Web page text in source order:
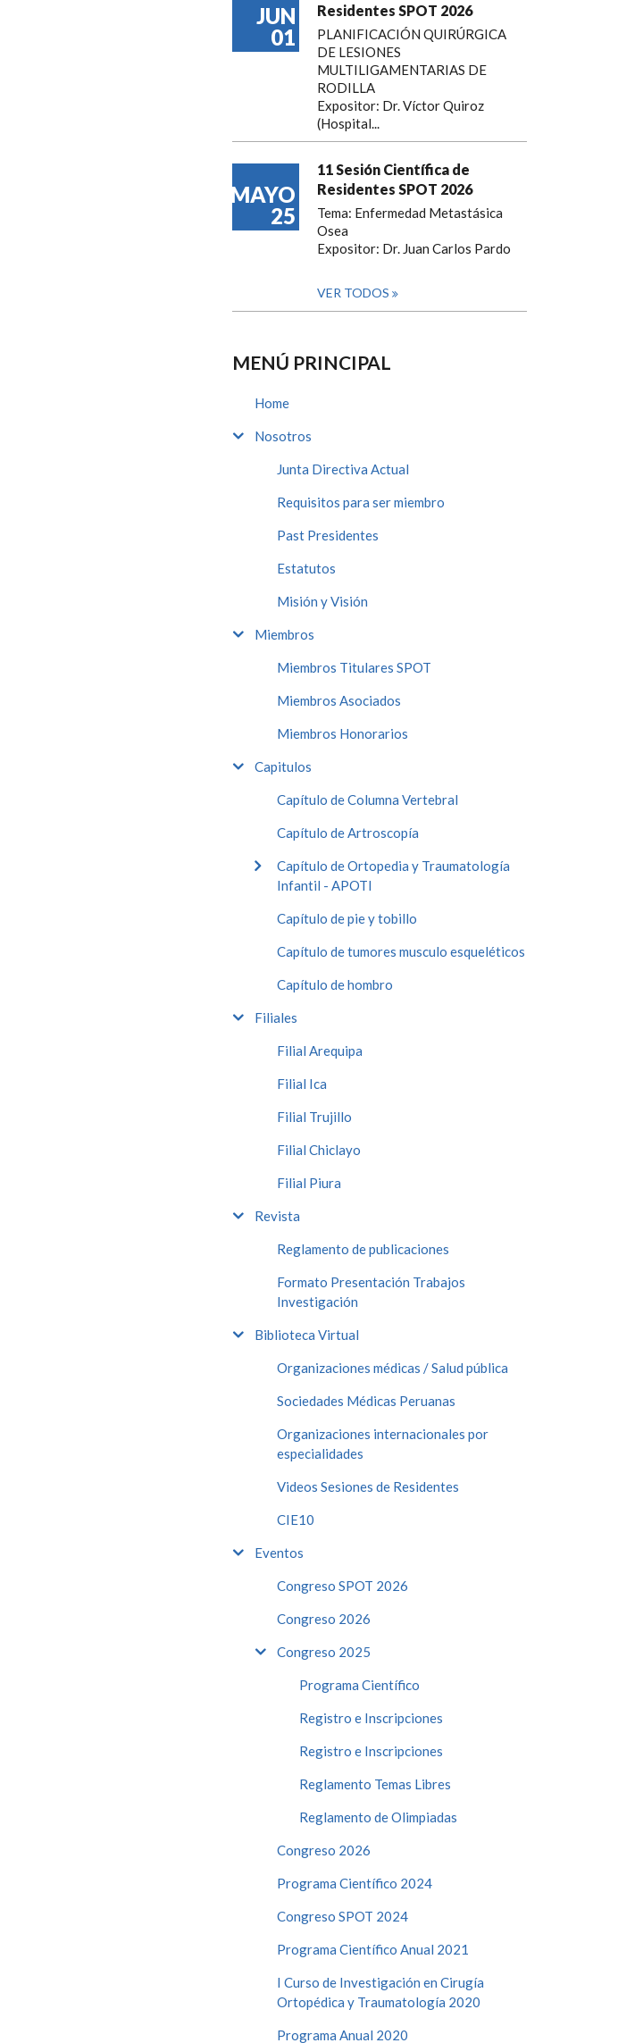
JUN
01
Residentes SPOT 2026
PLANIFICACIÓN QUIRÚRGICA
DE LESIONES
MULTILIGAMENTARIAS DE
RODILLA
Expositor: Dr. Víctor Quiroz
(Hospital...
MAYO
25
11 Sesión Científica de
Residentes SPOT 2026
Tema: Enfermedad Metastásica
Osea
Expositor: Dr. Juan Carlos Pardo
VER TODOS
MENÚ PRINCIPAL
Home
Nosotros
Junta Directiva Actual
Requisitos para ser miembro
Past Presidentes
Estatutos
Misión y Visión
Miembros
Miembros Titulares SPOT
Miembros Asociados
Miembros Honorarios
Capitulos
Capítulo de Columna Vertebral
Capítulo de Artroscopía
Capítulo de Ortopedia y Traumatología
Infantil - APOTI
Capítulo de pie y tobillo
Capítulo de tumores musculo esqueléticos
Capítulo de hombro
Filiales
Filial Arequipa
Filial Ica
Filial Trujillo
Filial Chiclayo
Filial Piura
Revista
Reglamento de publicaciones
Formato Presentación Trabajos
Investigación
Biblioteca Virtual
Organizaciones médicas / Salud pública
Sociedades Médicas Peruanas
Organizaciones internacionales por
especialidades
Videos Sesiones de Residentes
CIE10
Eventos
Congreso SPOT 2026
Congreso 2026
Congreso 2025
Programa Científico
Registro e Inscripciones
Registro e Inscripciones
Reglamento Temas Libres
Reglamento de Olimpiadas
Congreso 2026
Programa Científico 2024
Congreso SPOT 2024
Programa Científico Anual 2021
I Curso de Investigación en Cirugía
Ortopédica y Traumatología 2020
Programa Anual 2020